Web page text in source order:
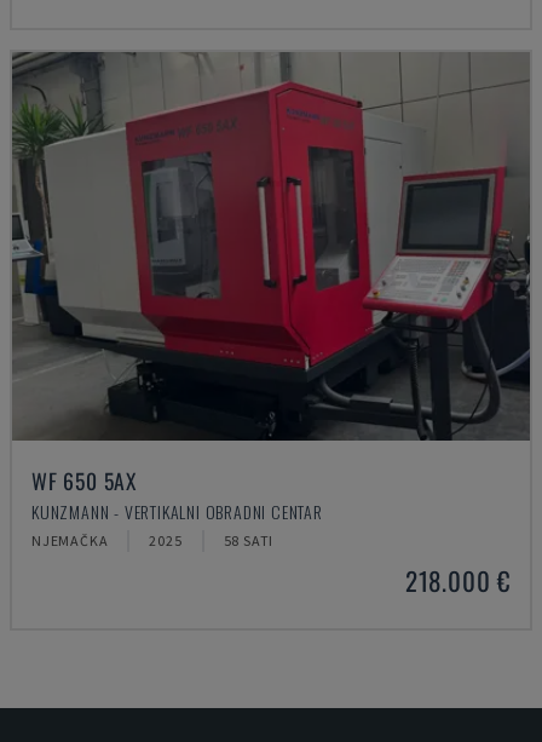
WF 650 5AX
KUNZMANN - VERTIKALNI OBRADNI CENTAR
NJEMAČKA 2025 58 SATI
218.000 €